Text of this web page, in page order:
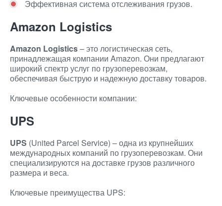
Эффективная система отслеживания грузов.
Amazon Logistics
Amazon Logistics– это логистическая сеть,
принадлежащая компании Amazon. Они предлагают
широкий спектр услуг по грузоперевозкам,
обеспечивая быструю и надежную доставку товаров.
Ключевые особенности компании:
UPS
UPS (United Parcel Service) – одна из крупнейших
международных компаний по грузоперевозкам. Они
специализируются на доставке грузов различного
размера и веса.
Ключевые преимущества UPS: